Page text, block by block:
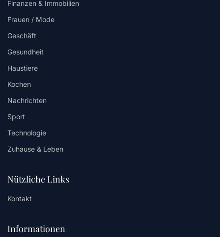
Finanzen & Immobilien
Frauen / Mode
Geschäft
Gesundheit
Haustiere
Kochen
Nachrichten
Sport
Technologie
Zuhause & Leben
Nützliche Links
Kontakt
Informationen